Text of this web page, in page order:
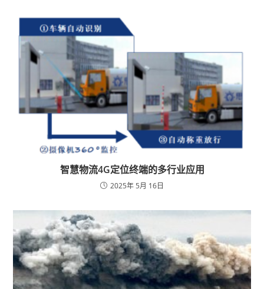
智慧物流4G定位终端的多行业应用
2025年 5月 16日